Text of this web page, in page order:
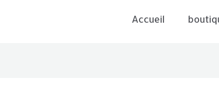
Accueil